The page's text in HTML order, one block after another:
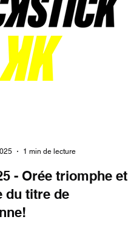
1 min de lecture
- Orée triomphe et
du titre de